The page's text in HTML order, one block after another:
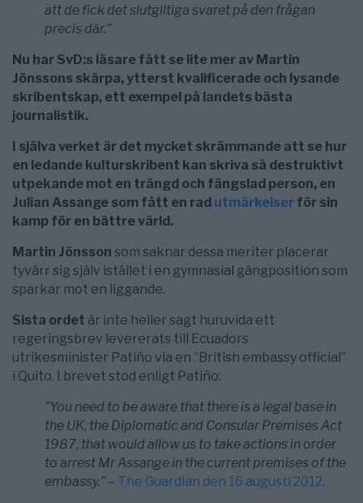
att de fick det slutgiltiga svaret på den frågan
precis där.”
Nu har SvD:s läsare fått se lite mer av Martin
Jönssons skärpa, ytterst kvalificerade och lysande
skribentskap, ett exempel på landets bästa
journalistik.
I själva verket är det mycket skrämmande att se hur
en ledande kulturskribent kan skriva så destruktivt
utpekande mot en trängd och fängslad person, en
Julian Assange som fått en rad utmärkelser för sin
kamp för en bättre värld.
Martin Jönsson som saknar dessa meriter placerar
tyvärr sig själv istället i en gymnasial gängposition som
sparkar mot en liggande.
Sista ordet är inte heller sagt huruvida ett
regeringsbrev levererats till Ecuadors
utrikesminister Patiño via en ”British embassy official”
i Quito. I brevet stod enligt Patiño:
”You need to be aware that there is a legal base in
the UK, the Diplomatic and Consular Premises Act
1987, that would allow us to take actions in order
to arrest Mr Assange in the current premises of the
embassy.”– The Guardian den 16 augusti 2012.